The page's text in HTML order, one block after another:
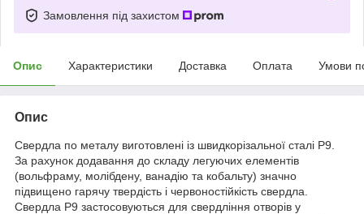
Замовлення під захистом
Опис Характеристики Доставка Оплата Умови
Опис
Свердла по металу виготовлені із швидкорізальної сталі Р9.
За рахунок додавання до складу легуючих елементів
(вольфраму, молібдену, ванадію та кобальту) значно
підвищено гарячу твердість і червоностійкість свердла.
Свердла Р9 застосовуються для свердління отворів у